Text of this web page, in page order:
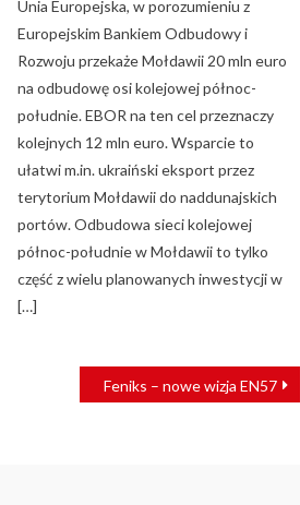
Unia Europejska, w porozumieniu z
Europejskim Bankiem Odbudowy i
Rozwoju przekaże Mołdawii 20 mln euro
na odbudowę osi kolejowej północ-
południe. EBOR na ten cel przeznaczy
kolejnych 12 mln euro. Wsparcie to
ułatwi m.in. ukraiński eksport przez
terytorium Mołdawii do naddunajskich
portów. Odbudowa sieci kolejowej
północ-południe w Mołdawii to tylko
część z wielu planowanych inwestycji w
[…]
Feniks – nowe wizja EN57